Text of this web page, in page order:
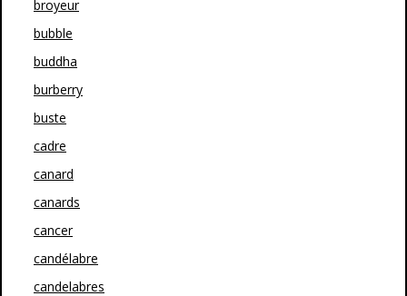
broyeur
bubble
buddha
burberry
buste
cadre
canard
canards
cancer
candélabre
candelabres